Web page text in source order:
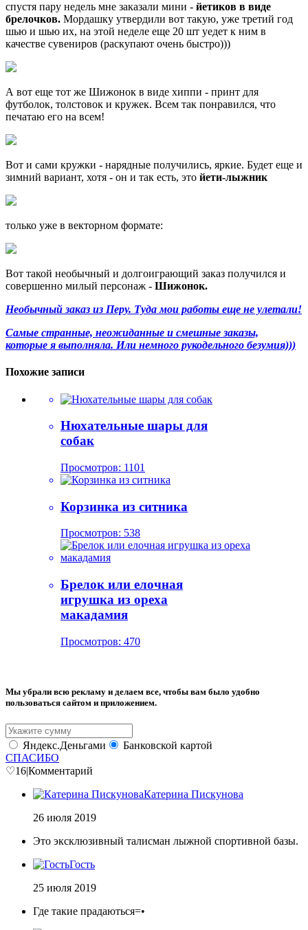
спустя пару недель мне заказали мини - йетиков в виде
брелочков. Мордашку утвердили вот такую, уже третий год
шью и шью их, на этой неделе еще 20 шт уедет к ним в
качестве сувениров (раскупают очень быстро)))
А вот еще тот же Шижонок в виде хиппи - принт для
футболок, толстовок и кружек. Всем так понравился, что
печатаю его на всем!
Вот и сами кружки - нарядные получились, яркие. Будет еще и
зимний вариант, хотя - он и так есть, это йети-лыжник
только уже в векторном формате:
Вот такой необычный и долгоиграющий заказ получился и
совершенно милый персонаж - Шижонок.
Необычный заказ из Перу. Туда мои работы еще не улетали!
Самые странные, неожиданные и смешные заказы,
которые я выполняла. Или немного рукодельного безумия)))
Похожие записи
Нюхательные шары для
собак
Просмотров: 1101
Корзинка из ситника
Просмотров: 538
Брелок или елочная
игрушка из ореха
макадамия
Просмотров: 470
Мы убрали всю рекламу и делаем все, чтобы вам было удобно
пользоваться сайтом и приложением.
Яндекс.Деньгами
Банковской картой
СПАСИБО
♡16|Комментарий
Катерина Пискунова
26 июля 2019
Это эксклюзивный талисман лыжной спортивной базы.
Гость
25 июля 2019
Где такие прадаються=•